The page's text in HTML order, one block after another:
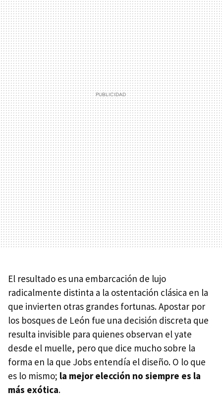
El resultado es una embarcación de lujo
radicalmente distinta a la ostentación clásica en la
que invierten otras grandes fortunas. Apostar por
los bosques de León fue una decisión discreta que
resulta invisible para quienes observan el yate
desde el muelle, pero que dice mucho sobre la
forma en la que Jobs entendía el diseño. O lo que
es lo mismo; la mejor elección no siempre es la
más exótica.